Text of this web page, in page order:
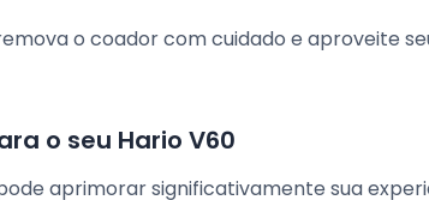
o coador com cuidado e aproveite
o seu Hario V60
aprimorar significativamente sua